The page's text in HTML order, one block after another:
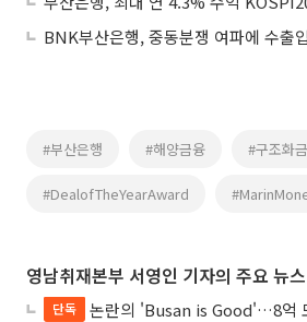
#부산은행 #해양금융 #구조화
#DealofTheYearAward
영남취재본부 서영인 기자의 주요 뉴스
단독
논란의 'Busan is Good'…8억 도시브랜드, 용산